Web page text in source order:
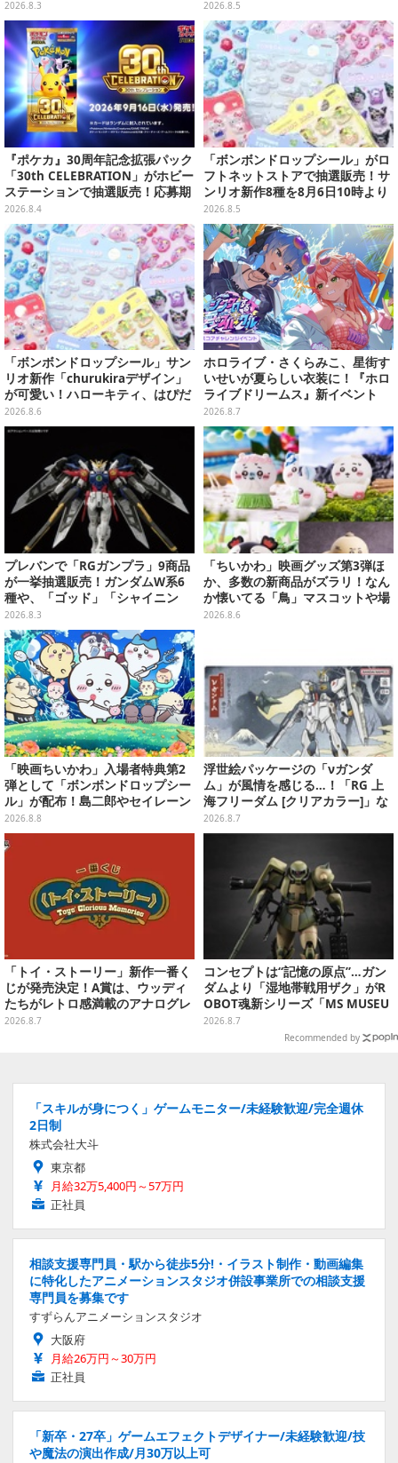
ック可動フィギュア
2026.8.3
会」美麗コンパニオンまとめ【画
像39枚】
2026.8.5
『ポケカ』30周年記念拡張パック
「30th CELEBRATION」がホビー
ステーションで抽選販売！応募期
間は8月6日23時59分まで
2026.8.4
「ボンボンドロップシール」がロ
フトネットストアで抽選販売！サ
ンリオ新作8種を8月6日10時より
受付開始
2026.8.5
「ボンボンドロップシール」サン
リオ新作「churukiraデザイン」
が可愛い！ハローキティ、はぴだ
んぶいなど全8種類が順次展開
2026.8.6
ホロライブ・さくらみこ、星街す
いせいが夏らしい衣装に！『ホロ
ライブドリームス』新イベント
「シンクロする夏のスパークル」
開幕
2026.8.7
プレバンで「RGガンプラ」9商品
が一挙抽選販売！ガンダムW系6
種や、「ゴッド」「シャイニン
グ」も
2026.8.3
「ちいかわ」映画グッズ第3弾ほ
か、多数の新商品がズラリ！なん
か懐いてる「鳥」マスコットや場
面写アイテムなど必見のラインナ
2026.8.6
「映画ちいかわ」入場者特典第2
弾として「ボンボンドロップシー
ル」が配布！島二郎やセイレーン
はもちろん、人魚のウロコまで…
2026.8.8
浮世絵パッケージの「νガンダ
ム」が風情を感じる…！「RG 上
海フリーダム [クリアカラー]」な
どガンプラ2商品が8月順次発売
2026.8.7
「トイ・ストーリー」新作一番く
じが発売決定！A賞は、ウッディ
たちがレトロ感満載のアナログレ
コード上を走る姿で立体化
2026.8.7
コンセプトは“記憶の原点”…ガン
ダムより「湿地帯戦用ザク」がR
OBOT魂新シリーズ「MS MUSEU
M」で商品化！博物館イメージの
2026.8.7
Recommended by
「スキルが身につく」ゲームモニター/未経験歓迎/完全週休
2日制
株式会社大斗
東京都
月給32万5,400円～57万円
正社員
相談支援専門員・駅から徒歩5分!・イラスト制作・動画編集
に特化したアニメーションスタジオ併設事業所での相談支援
専門員を募集です
すずらんアニメーションスタジオ
大阪府
月給26万円～30万円
正社員
「新卒・27卒」ゲームエフェクトデザイナー/未経験歓迎/技
や魔法の演出作成/月30万以上可